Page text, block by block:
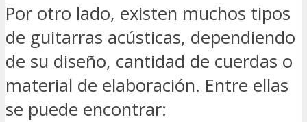
Por otro lado, existen muchos tipos
de guitarras acústicas, dependiendo
de su diseño, cantidad de cuerdas o
material de elaboración. Entre ellas
se puede encontrar: